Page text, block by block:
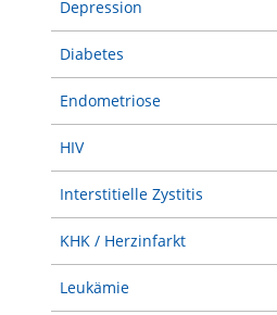
Depression
Diabetes
Endometriose
HIV
Interstitielle Zystitis
KHK / Herzinfarkt
Leukämie